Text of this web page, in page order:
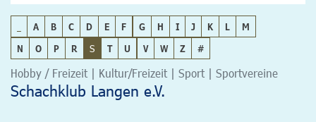
A B C D E F G H I J K L
M
N
O P R S T U V W Z #
Hobby / Freizeit | Kultur/Freizeit | Sport | Sportvereine
Schachklub Langen e.V.